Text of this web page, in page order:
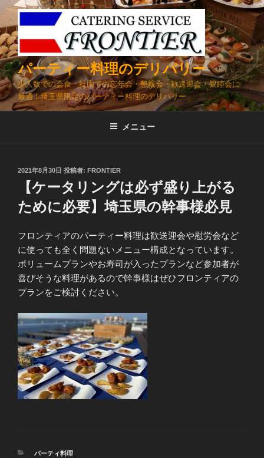
コ
テ
ン
ツ
へ
ス
キ
パーティー料理のデリバリー
少人数での会食・社内での忘年会・懇親会・歓送迎会・親睦会に
最適！埼玉県限定のパーティー料理のデリバリー
メニュー
投
2021年8月30日 投稿者: FRONTIER
【ケータリングは必ず盛り上がる
ために必要】埼玉県の幹事様必見
フロンティアのパーティー料理は歓送迎会や慰労会など
に使っても全く問題ないメニュー構成となっています。
ボリュームプランやお寿司が入ったプランなど参加者が
喜びそうな料理があるので幹事様はぜひフロンティアの
プランをご検討ください。
カ
パーティ料理